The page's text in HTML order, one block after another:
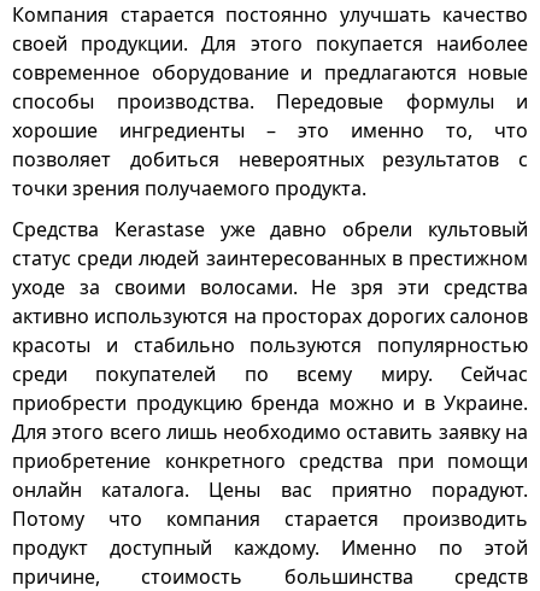
Компания старается постоянно улучшать качество
своей продукции. Для этого покупается наиболее
современное оборудование и предлагаются новые
способы производства. Передовые формулы и
хорошие ингредиенты – это именно то, что
позволяет добиться невероятных результатов с
точки зрения получаемого продукта.
Средства Kerastase уже давно обрели культовый
статус среди людей заинтересованных в престижном
уходе за своими волосами. Не зря эти средства
активно используются на просторах дорогих салонов
красоты и стабильно пользуются популярностью
среди покупателей по всему миру. Сейчас
приобрести продукцию бренда можно и в Украине.
Для этого всего лишь необходимо оставить заявку на
приобретение конкретного средства при помощи
онлайн каталога. Цены вас приятно порадуют.
Потому что компания старается производить
продукт доступный каждому. Именно по этой
причине, стоимость большинства средств